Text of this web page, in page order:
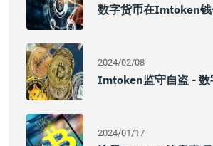
数字货币在imtoken钱
2024/02/08
Imtoken监守自盗 - 数
2024/01/17